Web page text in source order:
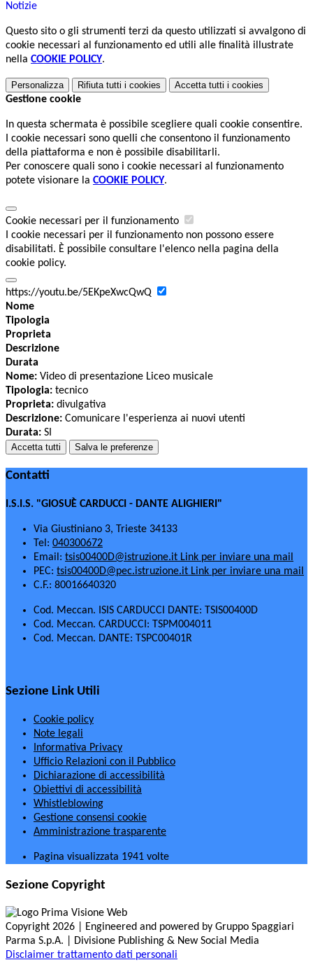
Notizie
Questo sito o gli strumenti terzi da questo utilizzati si avvalgono di
cookie necessari al funzionamento ed utili alle finalità illustrate
nella COOKIE POLICY.
Personalizza Rifiuta tutti i cookies Accetta tutti i cookies
Gestione cookie
In questa schermata è possibile scegliere quali cookie consentire.
I cookie necessari sono quelli che consentono il funzionamento
della piattaforma e non è possibile disabilitarli.
Per conoscere quali sono i cookie necessari al funzionamento
potete visionare la COOKIE POLICY.
Cookie necessari per il funzionamento
I cookie necessari per il funzionamento non possono essere
disabilitati. È possibile consultare l'elenco nella pagina della
cookie policy.
https://youtu.be/5EKpeXwcQwQ
Nome
Tipologia
Proprieta
Descrizione
Durata
Nome: Video di presentazione Liceo musicale
Tipologia: tecnico
Proprieta: divulgativa
Descrizione: Comunicare l'esperienza ai nuovi utenti
Durata: SI
Accetta tutti Salva le preferenze
Contatti
I.S.I.S. "GIOSUÈ CARDUCCI - DANTE ALIGHIERI"
Via Giustiniano 3, Trieste 34133
Tel: 040300672
Email: tsis00400D@istruzione.it Link per inviare una mail
PEC: tsis00400D@pec.istruzione.it Link per inviare una mail
C.F.: 80016640320
Cod. Meccan. ISIS CARDUCCI DANTE: TSIS00400D
Cod. Meccan. CARDUCCI: TSPM004011
Cod. Meccan. DANTE: TSPC00401R
Sezione Link Utili
Cookie policy
Note legali
Informativa Privacy
Ufficio Relazioni con il Pubblico
Dichiarazione di accessibilità
Obiettivi di accessibilità
Whistleblowing
Gestione consensi cookie
Amministrazione trasparente
Pagina visualizzata 1941 volte
Sezione Copyright
Copyright 2026 | Engineered and powered by Gruppo Spaggiari
Parma S.p.A. | Divisione Publishing & New Social Media
Disclaimer trattamento dati personali